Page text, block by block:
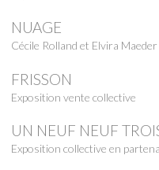
NUAGE
Cécile Rolland et Elvira Maeder
FRISSON
Exposition vente collective
UN NEUF NEUF
Exposition collective en